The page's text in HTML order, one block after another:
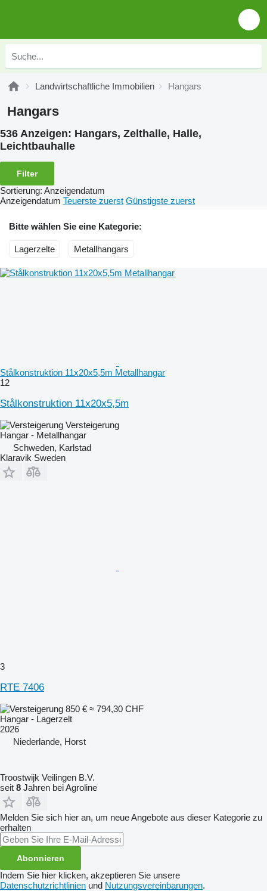
Landwirtschaftliche Immobilien Hangars
Hangars
536 Anzeigen: Hangars, Zelthalle, Halle,
Leichtbauhalle
Filter
Sortierung: Anzeigendatum
Anzeigendatum Teuerste zuerst Günstigste zuerst
Bitte wählen Sie eine Kategorie:
Lagerzelte Metallhangars
Stålkonstruktion 11x20x5,5m Metallhangar
12
Stålkonstruktion 11x20x5,5m
Versteigerung
Hangar - Metallhangar
Schweden, Karlstad
Klaravik Sweden
3
RTE 7406
850 € ≈ 794,30 CHF
Hangar - Lagerzelt
2026
Niederlande, Horst
Troostwijk Veilingen B.V.
seit 8 Jahren bei Agroline
Melden Sie sich hier an, um neue Angebote aus dieser Kategorie zu
erhalten
Abonnieren
Indem Sie hier klicken, akzeptieren Sie unsere
Datenschutzrichtlinien und Nutzungsvereinbarungen.